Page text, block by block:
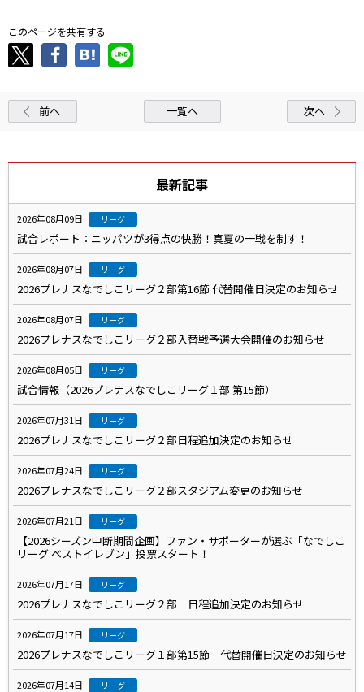
このページを共有する
前へ 一覧へ 次へ
最新記事
2026年08月09日 リーグ
試合レポート：ニッパツが3得点の快勝！真夏の一戦を制す！
2026年08月07日 リーグ
2026プレナスなでしこリーグ２部第16節 代替開催日決定のお知らせ
2026年08月07日 リーグ
2026プレナスなでしこリーグ２部入替戦予選大会開催のお知らせ
2026年08月05日 リーグ
試合情報（2026プレナスなでしこリーグ１部 第15節）
2026年07月31日 リーグ
2026プレナスなでしこリーグ２部日程追加決定のお知らせ
2026年07月24日 リーグ
2026プレナスなでしこリーグ２部スタジアム変更のお知らせ
2026年07月21日 リーグ
【2026シーズン中断期間企画】ファン・サポーターが選ぶ「なでしこ
リーグ ベストイレブン」投票スタート！
2026年07月17日 リーグ
2026プレナスなでしこリーグ２部 日程追加決定のお知らせ
2026年07月17日 リーグ
2026プレナスなでしこリーグ１部第15節 代替開催日決定のお知らせ
2026年07月14日 リーグ